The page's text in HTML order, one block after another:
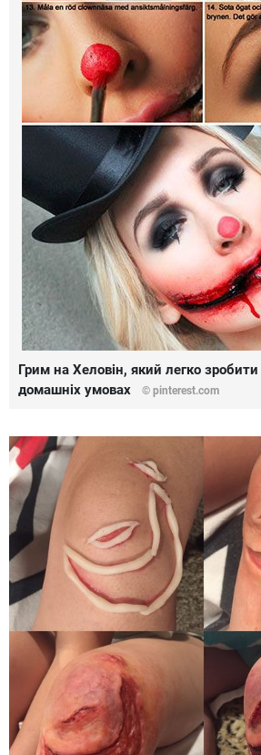
Грим на Хеловін, який легко
домашніх умовах
© pinterest.com